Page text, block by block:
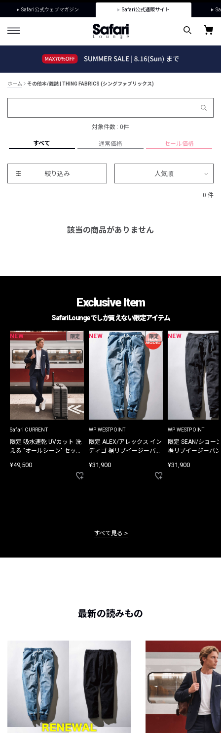
Safari公式ウェブマガジン Safari公式通販サイト
ホーム その他本/雑誌 | THING FABRICS (シングファブリックス)
対象件数 : 0件
すべて 通常価格 セール価格
絞り込み 人気順
0 件
該当の商品がありません
Exclusive Item
Safari Loungeでしか買えない限定アイテム
NEW 限定
Safari CURRENT
限定 吸水速乾 UVカット 洗
える "オールシーン" セット
¥49,500
NEW 限定
WP WESTPOINT
限定 ALEX/アレックス イン
ディゴ 裾リブイージーパン
¥31,900
NEW
WP WESTPOINT
限定 SEAN/ショー
裾リブイージーパ
¥31,900
すべて見る
最新の読みもの